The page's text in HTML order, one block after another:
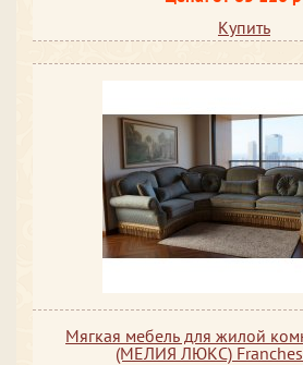
Купить
Мягкая мебель для жилой
(МЕЛИЯ ЛЮКС)